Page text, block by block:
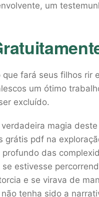
um
fará seus filhos rir
um ótimo
excluído.
magia
grátis pdf na
das
estivesse
e se virava de
tenha sido a